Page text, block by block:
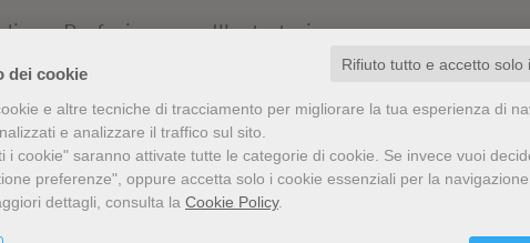
dei cookie
Rifiuto tutto e accetto solo
e altre tecniche di tracciamento per migliorare la tua esperienza di
e analizzare il traffico sul sito.
i cookie" saranno attivate tutte le categorie di cookie. Se invece vuoi
preferenze", oppure accetta solo i cookie essenziali per la
dettagli, consulta la Cookie Policy.
Prefazione Illustratori